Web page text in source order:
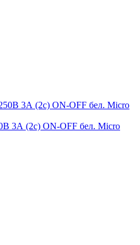
3А (2с) ON-OFF бел. Micro